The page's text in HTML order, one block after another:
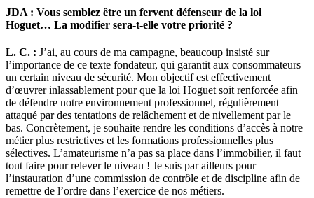
JDA : Vous semblez être un fervent défenseur de la loi
Hoguet… La modifier sera-t-elle votre priorité ?
L. C. : J’ai, au cours de ma campagne, beaucoup insisté sur
l’importance de ce texte fondateur, qui garantit aux consommateurs
un certain niveau de sécurité. Mon objectif est effectivement
d’œuvrer inlassablement pour que la loi Hoguet soit renforcée afin
de défendre notre environnement professionnel, régulièrement
attaqué par des tentations de relâchement et de nivellement par le
bas. Concrètement, je souhaite rendre les conditions d’accès à notre
métier plus restrictives et les formations professionnelles plus
sélectives. L’amateurisme n’a pas sa place dans l’immobilier, il faut
tout faire pour relever le niveau ! Je suis par ailleurs pour
l’instauration d’une commission de contrôle et de discipline afin de
remettre de l’ordre dans l’exercice de nos métiers.